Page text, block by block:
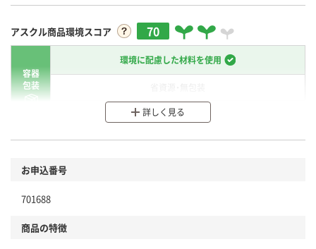
アスクル商品環境スコア 70
容器
包装
環境に配慮した材料を使用
分別・リサイクルしやすい設計
商品
本体
詳しく見る
お申込番号
701688
商品の特徴